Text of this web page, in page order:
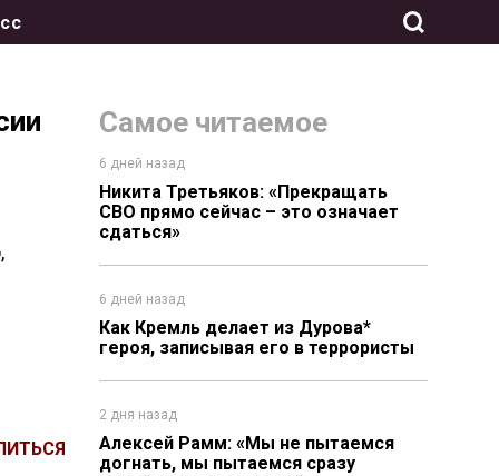
Самое читаемое
6 дней назад
Никита Третьяков: «Прекращать
СВО прямо сейчас – это означает
сдаться»
6 дней назад
Как Кремль делает из Дурова*
героя, записывая его в террористы
2 дня назад
Алексей Рамм: «Мы не пытаемся
догнать, мы пытаемся сразу